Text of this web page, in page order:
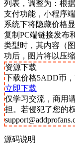
列表，调整为：根
支付功能，小程序
系统下将隐藏价格
复制PC端链接发布
类型时，其内容（
功后，图片将以压
资源下载
下载价格5ADD币
立即下载
仅学习交流，商用
担。若侵犯了您的
源码说明